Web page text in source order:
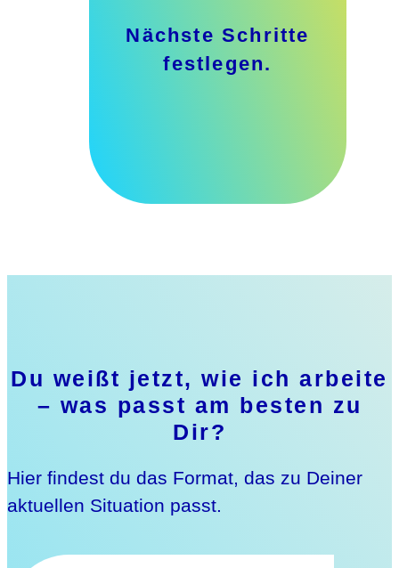
Nächste Schritte
festlegen.
Du weißt jetzt, wie ich arbeite
– was passt am besten zu
Dir?
Hier findest du das Format, das zu Deiner
aktuellen Situation passt.